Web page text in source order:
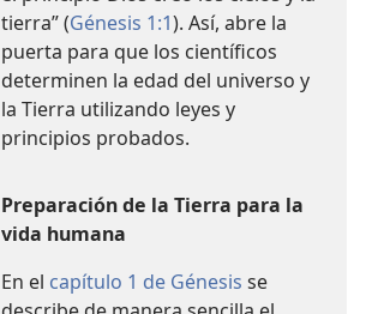
tierra” (Génesis 1:1). Así, abre la
puerta para que los científicos
determinen la edad del universo y
la Tierra utilizando leyes y
principios probados.
Preparación de la Tierra para la
vida humana
En el capítulo 1 de Génesis se